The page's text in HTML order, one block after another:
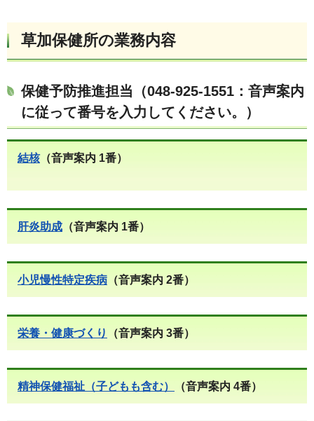
草加保健所の業務内容
保健予防推進担当（048-925-1551：音声案内
に従って番号を入力してください。）
結核（音声案内 1番）
肝炎助成 （音声案内 1番）
小児慢性特定疾病 （音声案内 2番）
栄養・健康づくり （音声案内 3番）
精神保健福祉（子どもも含む） （音声案内 4番）